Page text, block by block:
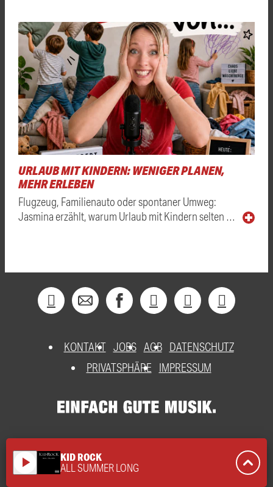
URLAUB MIT KINDERN: WENIGER PLANEN,
MEHR ERLEBEN
Flugzeug, Familienauto oder spontaner Umweg:
Jasmina erzählt, warum Urlaub mit Kindern selten …
KONTAKT JOBS AGB DATENSCHUTZ
PRIVATSPHÄRE
IMPRESSUM
play_arrow KID ROCK
ALL SUMMER LONG